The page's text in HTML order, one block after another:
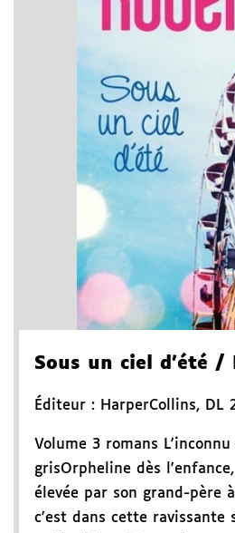
Sous un ciel d'été /
Éditeur : HarperCollins, DL
Volume 3 romans L'inconnu
grisOrpheline dès
élevée par son grand-père
c'est dans cette ravissante